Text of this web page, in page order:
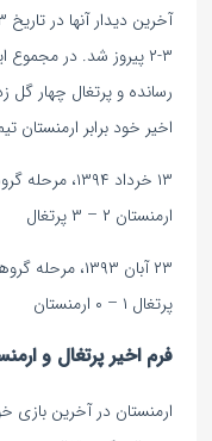
۳-۲ پیروز شد. در
رسانده و پرتغال چهار گل
اخیر خود برابر
۱۳ خرداد ۱۳۹۴، مرحله گروهی مقدماتی، گروه I
ارمنستان ۲ – ۳ پرتغال
۲۳ آبان ۱۳۹۳، مرحله گروهی مقدماتی، گروه I
پرتغال ۱ – ۰ ارمنستان
فرم اخیر پرتغال و
ارمنستان در آخرین بازی